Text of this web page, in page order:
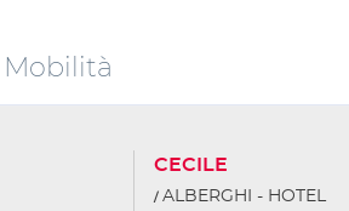
Mobilità
CECILE
ALBERGHI - HOTEL